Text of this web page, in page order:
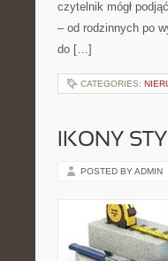
czytelnik mógł
– od rodzinnych po
do […]
CATEGORIES:
IKONY
POSTED BY ADMIN